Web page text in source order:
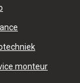
monteur